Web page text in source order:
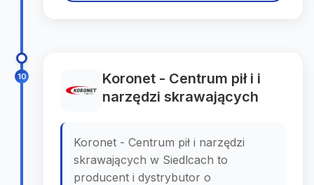
10
Koronet - Centrum pił i i
narzędzi skrawających
Koronet - Centrum pił i narzędzi
skrawających w Siedlcach to
producent i dystrybutor o